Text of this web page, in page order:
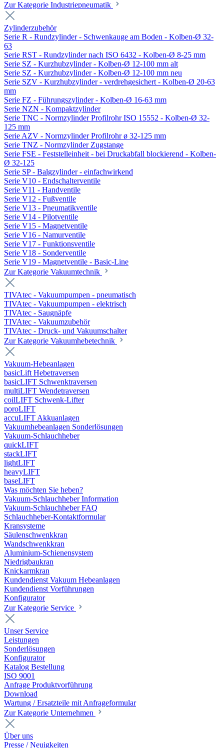
Zur Kategorie Industriepneumatik
Zylinderzubehör
Serie R - Rundzylinder - Schwenkauge am Boden - Kolben-Ø 32-
63
Serie RST - Rundzylinder nach ISO 6432 - Kolben-Ø 8-25 mm
Serie SZ - Kurzhubzylinder - Kolben-Ø 12-100 mm alt
Serie SZ - Kurzhubzylinder - Kolben-Ø 12-100 mm neu
Serie SZV - Kurzhubzylinder - verdrehgesichert - Kolben-Ø 20-63
mm
Serie FZ - Führungszylinder - Kolben-Ø 16-63 mm
Serie NZN - Kompaktzylinder
Serie TNC - Normzylinder Profilrohr ISO 15552 - Kolben-Ø 32-
125 mm
Serie AZV - Normzylinder Profilrohr ø 32-125 mm
Serie TNZ - Normzylinder Zugstange
Serie FSE - Feststelleinheit - bei Druckabfall blockierend - Kolben-
Ø 32-125
Serie SP - Balgzylinder - einfachwirkend
Serie V10 - Endschalterventile
Serie V11 - Handventile
Serie V12 - Fußventile
Serie V13 - Pneumatikventile
Serie V14 - Pilotventile
Serie V15 - Magnetventile
Serie V16 - Namurventile
Serie V17 - Funktionsventile
Serie V18 - Sonderventile
Serie V19 - Magnetventile - Basic-Line
Zur Kategorie Vakuumtechnik
TIVAtec - Vakuumpumpen - pneumatisch
TIVAtec - Vakuumpumpen - elektrisch
TIVAtec - Saugnäpfe
TIVAtec - Vakuumzubehör
TIVAtec - Druck- und Vakuumschalter
Zur Kategorie Vakuumhebetechnik
Vakuum-Hebeanlagen
basicLift Hebetraversen
basicLIFT Schwenktraversen
multiLIFT Wendetraversen
coilLIFT Schwenk-Lifter
poroLIFT
accuLIFT Akkuanlagen
Vakuumhebeanlagen Sonderlösungen
Vakuum-Schlauchheber
quickLIFT
stackLIFT
lightLIFT
heavyLIFT
baseLIFT
Was möchten Sie heben?
Vakuum-Schlauchheber Information
Vakuum-Schlauchheber FAQ
Schlauchheber-Kontaktformular
Kransysteme
Säulenschwenkkran
Wandschwenkkran
Aluminium-Schienensystem
Niedrigbaukran
Knickarmkran
Kundendienst Vakuum Hebeanlagen
Kundendienst Vorführungen
Konfigurator
Zur Kategorie Service
Unser Service
Leistungen
Sonderlösungen
Konfigurator
Katalog Bestellung
ISO 9001
Anfrage Produktvorführung
Download
Wartung / Ersatzteile mit Anfrageformular
Zur Kategorie Unternehmen
Über uns
Presse / Neuigkeiten